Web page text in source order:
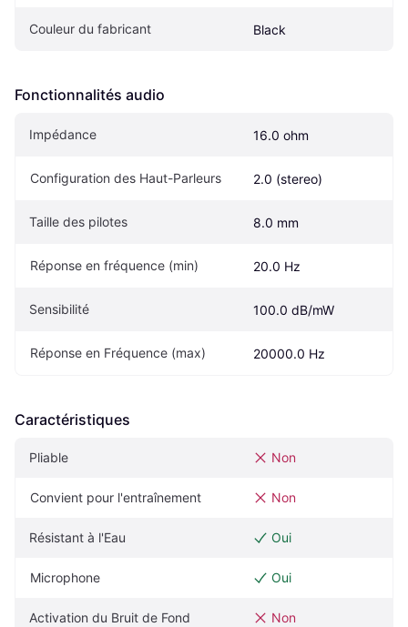
Couleur du fabricant Black
Fonctionnalités audio
Impédance 16.0 ohm
Configuration des Haut-Parleurs 2.0 (stereo)
Taille des pilotes 8.0 mm
Réponse en fréquence (min) 20.0 Hz
Sensibilité 100.0 dB/mW
Réponse en Fréquence (max) 20000.0 Hz
Caractéristiques
Pliable Non
Convient pour l'entraînement Non
Résistant à l'Eau Oui
Microphone Oui
Activation du Bruit de Fond Non